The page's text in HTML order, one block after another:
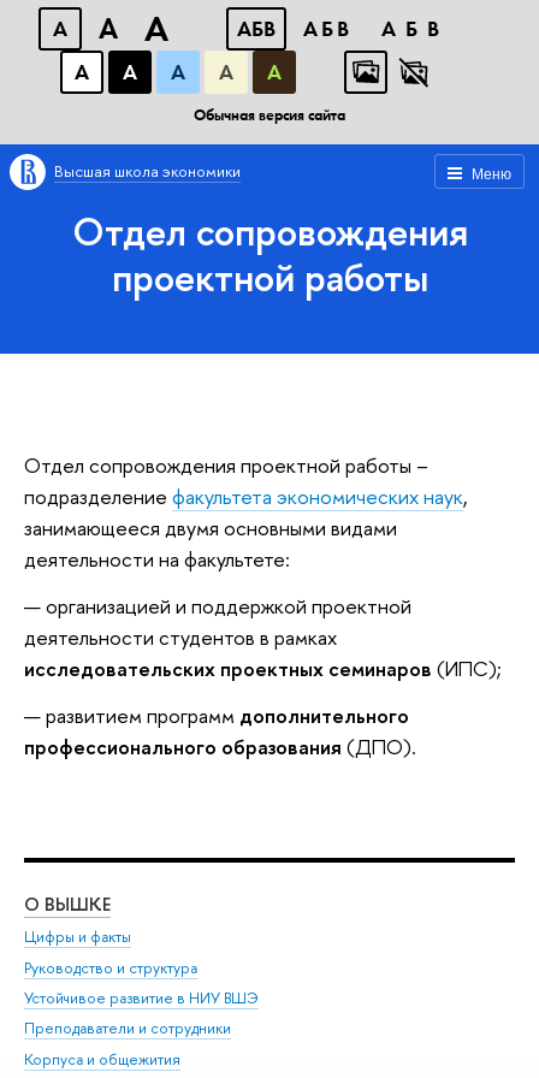
A A A АБВ АБВ
АБВ
А
А А А А
Обычная версия сайта
Меню
Высшая школа экономики
Отдел сопровождения
проектной работы
Отдел сопровождения проектной работы –
подразделение факультета экономических наук,
занимающееся двумя основными видами
деятельности на факультете:
организацией и поддержкой проектной
деятельности студентов в рамках
исследовательских проектных семинаров (ИПС);
развитием программ дополнительного
профессионального образования (ДПО).
О ВЫШКЕ
Цифры и факты
Руководство и структура
Устойчивое развитие в НИУ ВШЭ
Преподаватели и сотрудники
Корпуса и общежития